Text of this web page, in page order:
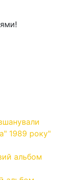
1989 року"